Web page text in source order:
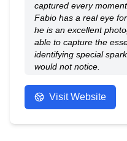
lascio che gli eventi
corrente.
captured every
Fabio has a real eye
he is an excellent
able to capture the
identifying special
would not notice.
Visit Website